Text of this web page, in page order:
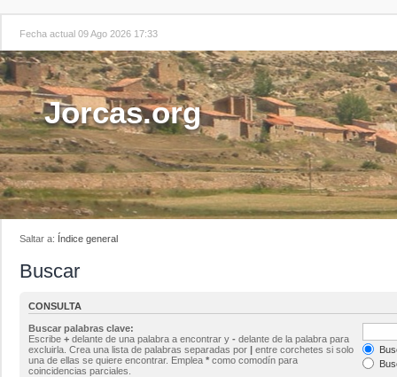
Fecha actual 09 Ago 2026 17:33
Jorcas.org
Saltar a: Índice general
Buscar
CONSULTA
Buscar palabras clave:
Escribe + delante de una palabra a encontrar y - delante de la palabra para
excluirla. Crea una lista de palabras separadas por | entre corchetes si solo
una de ellas se quiere encontrar. Emplea * como comodín para
coincidencias parciales.